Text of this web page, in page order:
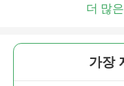
더 많
가장